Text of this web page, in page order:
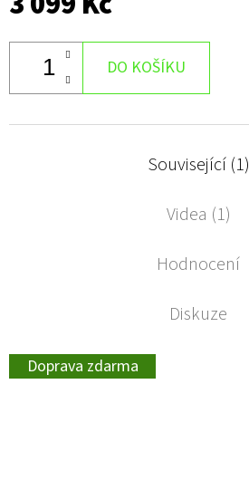
DO KOŠÍKU
Související (1)
Videa (1)
Hodnocení
Diskuze
Doprava zdarma